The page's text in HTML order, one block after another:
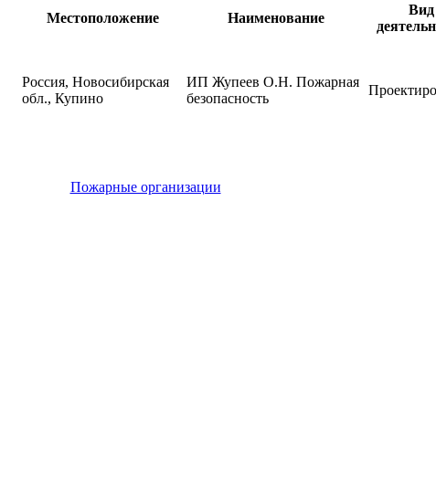
Местоположение Наименование
Вид
Россия, Новосибирская
обл., Купино
ИП Жупеев О.Н. Пожарная
безопасность
Пожарные организации